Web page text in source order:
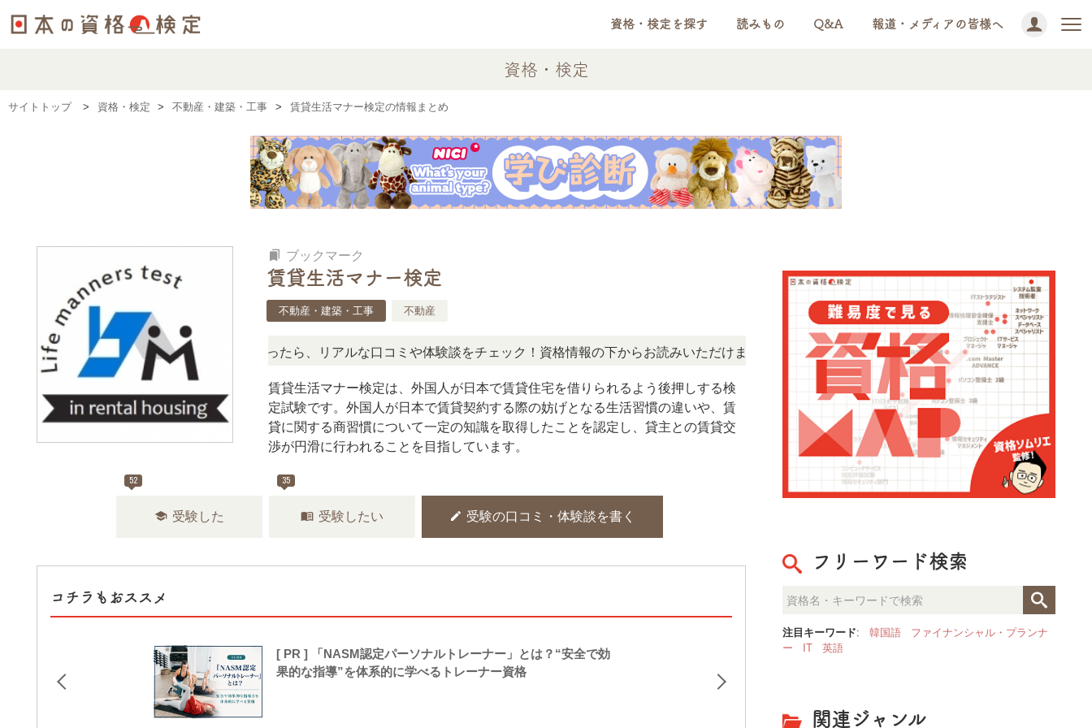
資格・検定を探す 読みもの Q&A 報道・メディアの皆様へ
資格・検定
サイトトップ 資格・検定 不動産・建築・工事 賃貸生活マナー検定の情報まとめ
bookmarks ブックマーク
賃貸生活マナー検定
不動産・建築・工事 不動産
しい？」「どんな試験？」と疑問に思ったら、リアルな口コミや体験談をチェック！資格情報の下からお読みいただけます。 NEWS! 「この検定、難しい？」「どんな試験？」と疑問
賃貸生活マナー検定は、外国人が日本で賃貸住宅を借りられるよう後押しする検
定試験です。外国人が日本で賃貸契約する際の妨げとなる生活習慣の違いや、賃
貸に関する商習慣について一定の知識を取得したことを認定し、貸主との賃貸交
渉が円滑に行われることを目指しています。
52
school 受験した
35
menu_book 受験したい edit 受験の口コミ・体験談を書く
コチラもおススメ
[ PR ] 「NASM認定パーソナルトレーナー」とは？“安全で効
果的な指導”を体系的に学べるトレーナー資格
フリーワード検索
注目キーワード: 韓国語
ファイナンシャル・プランナ
ー
IT 英語
関連ジャンル